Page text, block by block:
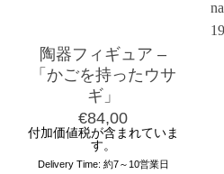
陶器フィギュア –
「かごを持ったウサ
ギ」
€84,00
付加価値税が含まれていま
す。
Delivery Time: 約7～10営業日